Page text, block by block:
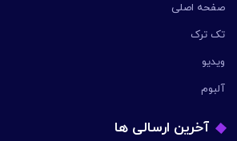
صفحه اصلی
تک ترک
ویدیو
آلبوم
آخرین ارسالی ها